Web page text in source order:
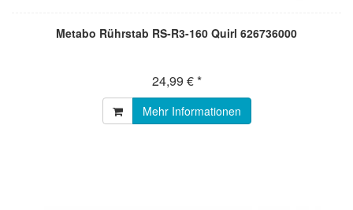
Metabo Rührstab RS-R3-160 Quirl 626736000
24,99 € *
Mehr Informationen